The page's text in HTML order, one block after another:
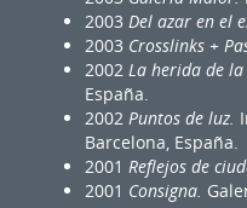
2003 Del azar en el
2003 Crosslinks +
2002 La herida de
España.
2002 Puntos de luz.
Barcelona, España.
2001 Reflejos de
2001 Consigna.